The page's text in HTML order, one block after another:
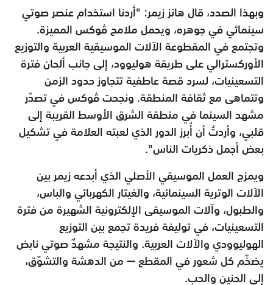
وبهذا الصدد، قال هانز زيمر: "أردنا استخدام عنصر صوتي
سينمائي في جوهره، ويحمل ملامح ڤوكس المميزة.
وتجتمع في المقطوعة الآلات الموسيقية العربية والتوزيع
الأوركسترالي على طريقة هوليوود، إلى جانب ألحان فترة
التسعينيات، لسرد قصة عاطفية تتجاوز حدود الزمن
وتتماهى مع ثقافة المنطقة. ونجحت ڤوكس في تصدّر
مشهد السينما في منطقة الشرق الأوسط القريبة إلى
قلبي، وأردتُ أن أُبرز الدور الذي لعبته العلامة في تشكيل
بعض أجمل ذكريات الناس".
ويمزج العمل الموسيقي الأصلي الذي أبدعه زيمر بين
الآلات الوترية السينمائية، والغيتار الكهربائي والباس،
والطبول، وآلات الموسيقى الإلكترونية الشهيرة من فترة
التسعينيات، في توليفة فريدة تجمع بين التوزيع
الهوليوودي والآلات العربية. والنتيجة مشهدٌ صوتي نابض
يضخّم كل شعور في المقطع — من الدهشة والتشوّق،
إلى الحنين والحب.